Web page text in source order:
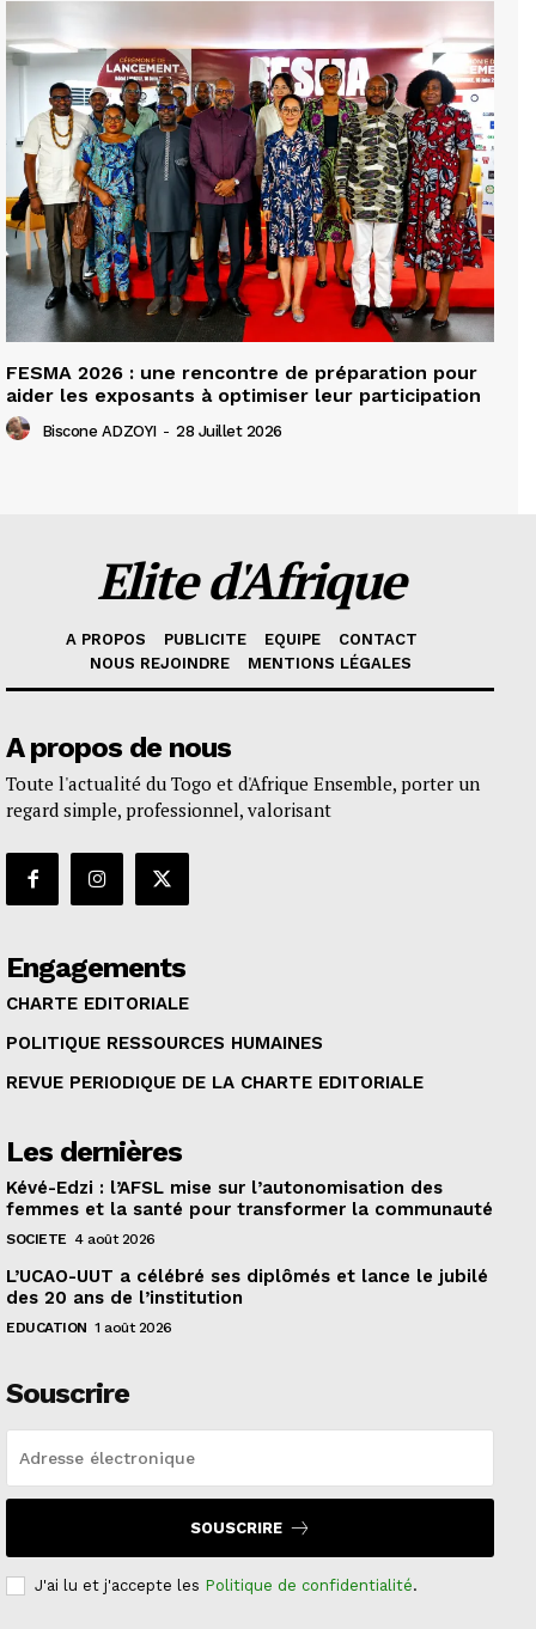
FESMA 2026 : une rencontre de préparation pour
aider les exposants à optimiser leur participation
Biscone ADZOYI - 28 Juillet 2026
Elite d'Afrique
A PROPOS PUBLICITE EQUIPE
CONTACT
NOUS REJOINDRE
MENTIONS LÉGALES
A propos de nous
Toute l'actualité du Togo et d'Afrique Ensemble, porter un
regard simple, professionnel, valorisant
Engagements
CHARTE EDITORIALE
POLITIQUE RESSOURCES HUMAINES
REVUE PERIODIQUE DE LA CHARTE EDITORIALE
Les dernières
Kévé-Edzi : l’AFSL mise sur l’autonomisation des
femmes et la santé pour transformer la communauté
SOCIETE 4 août 2026
L’UCAO-UUT a célébré ses diplômés et lance le jubilé
des 20 ans de l’institution
EDUCATION 1 août 2026
Souscrire
SOUSCRIRE
J'ai lu et j'accepte les Politique de confidentialité.